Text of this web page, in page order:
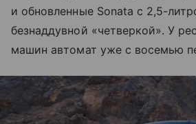
и обновленные Sonata с 2,5-
безнаддувной «четверкой». У
машин автомат уже с восемью